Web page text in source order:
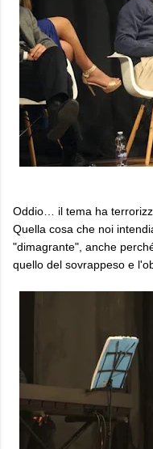
Oddio… il tema ha
Quella cosa che noi
"dimagrante", anche
quello del sovrappeso e